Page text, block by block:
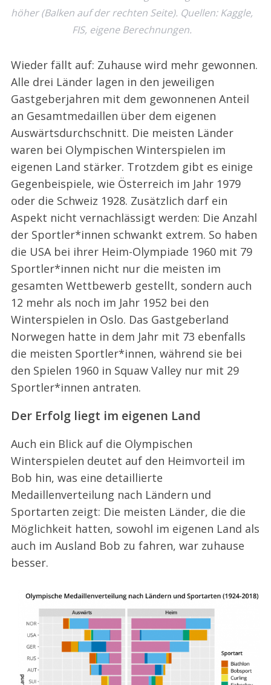
höher (Balken auf der rechten Seite). Quellen: Kaggle,
FIS, eigene Berechnungen.
Wieder fällt auf: Zuhause wird mehr gewonnen.
Alle drei Länder lagen in den jeweiligen
Gastgeberjahren mit dem gewonnenen Anteil
an Gesamtmedaillen über dem eigenen
Auswärtsdurchschnitt. Die meisten Länder
waren bei Olympischen Winterspielen im
eigenen Land stärker. Trotzdem gibt es einige
Gegenbeispiele, wie Österreich im Jahr 1979
oder die Schweiz 1928. Zusätzlich darf ein
Aspekt nicht vernachlässigt werden: Die Anzahl
der Sportler*innen schwankt extrem. So haben
die USA bei ihrer Heim-Olympiade 1960 mit 79
Sportler*innen nicht nur die meisten im
gesamten Wettbewerb gestellt, sondern auch
12 mehr als noch im Jahr 1952 bei den
Winterspielen in Oslo. Das Gastgeberland
Norwegen hatte in dem Jahr mit 73 ebenfalls
die meisten Sportler*innen, während sie bei
den Spielen 1960 in Squaw Valley nur mit 29
Sportler*innen antraten.
Der Erfolg liegt im eigenen Land
Auch ein Blick auf die Olympischen
Winterspielen deutet auf den Heimvorteil im
Bob hin, was eine detaillierte
Medaillenverteilung nach Ländern und
Sportarten zeigt: Die meisten Länder, die die
Möglichkeit hatten, sowohl im eigenen Land als
auch im Ausland Bob zu fahren, war zuhause
besser.